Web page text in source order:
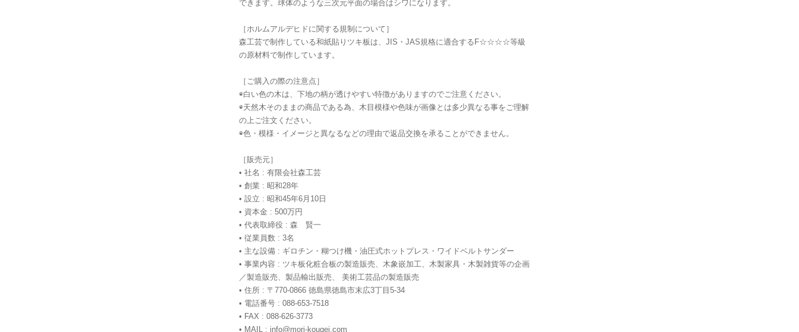
できます。球体のような三次元平面の場合はシワになります。
［ホルムアルデヒドに関する規制について］
森工芸で制作している和紙貼りツキ板は、JIS・JAS規格に適合するF☆☆☆☆等級
の原材料で制作しています。
［ご購入の際の注意点］
◉白い色の木は、下地の柄が透けやすい特徴がありますのでご注意ください。
◉天然木そのままの商品である為、木目模様や色味が画像とは多少異なる事をご理解
の上ご注文ください。
◉色・模様・イメージと異なるなどの理由で返品交換を承ることができません。
［販売元］
• 社名 : 有限会社森工芸
• 創業 : 昭和28年
• 設立 : 昭和45年6月10日
• 資本金 : 500万円
• 代表取締役 : 森 賢一
• 従業員数 : 3名
• 主な設備 : ギロチン・糊つけ機・油圧式ホットプレス・ワイドベルトサンダー
• 事業内容 : ツキ板化粧合板の製造販売、木象嵌加工、木製家具・木製雑貨等の企画
／製造販売、製品輸出販売、 美術工芸品の製造販売
• 住所 : 〒770-0866 徳島県徳島市末広3丁目5-34
• 電話番号 : 088-653-7518
• FAX : 088-626-3773
• MAIL : info@mori-kougei.com